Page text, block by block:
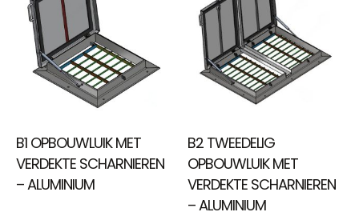
B1 OPBOUWLUIK MET
VERDEKTE SCHARNIEREN
– ALUMINIUM
B2 TWEEDELIG
OPBOUWLUIK MET
VERDEKTE SCHARNIEREN
– ALUMINIUM